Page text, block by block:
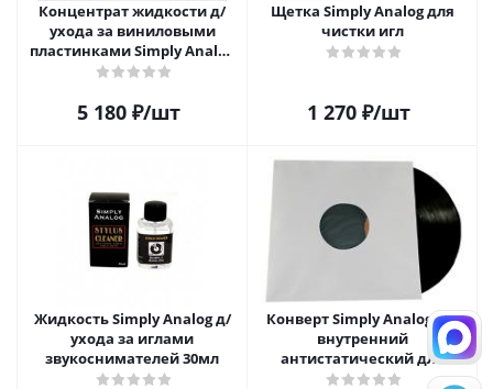
Концентрат жидкости д/
ухода за виниловыми
пластинками Simply Analog
200мл
5 180₽/шт
Щетка Simply Analog для
чистки игл
1 270₽/шт
Жидкость Simply Analog д/
ухода за иглами
звукоснимателей 30мл
Конверт Simply Analog 12"
внутренний
антистатический для
пластинок (25шт)